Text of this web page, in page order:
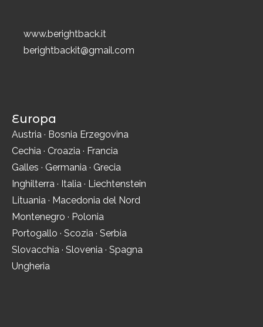
www.berightback.it
berightbackit@gmail.com
Europa
Austria · Bosnia Erzegovina
Cechia · Croazia · Francia
Galles · Germania · Grecia
Inghilterra · Italia · Liechtenstein
Lituania · Macedonia del Nord
Montenegro · Polonia
Portogallo · Scozia · Serbia
Slovacchia · Slovenia · Spagna
Ungheria